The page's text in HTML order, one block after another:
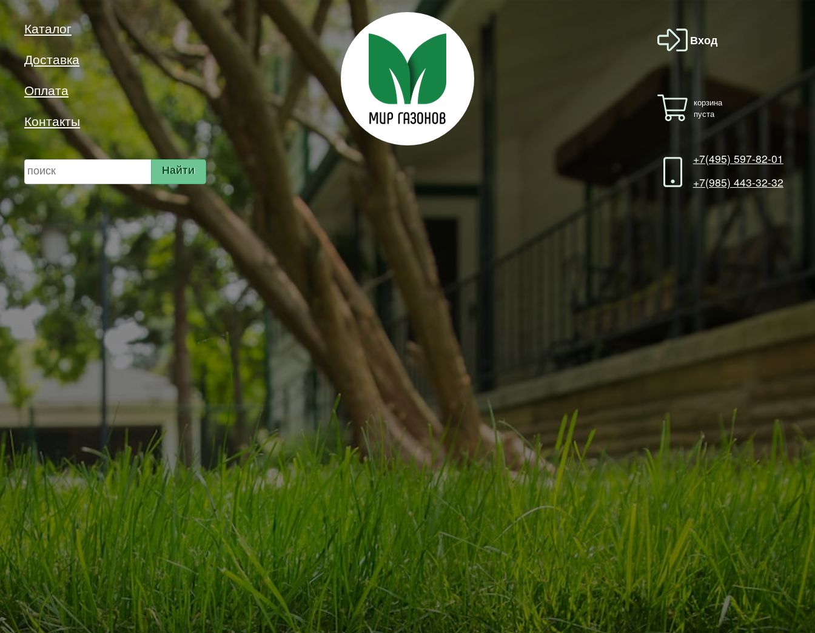
Каталог
Доставка
Оплата
Контакты
+7(495) 597-82-01
+7(985) 443-32-32
Найти
Вход
корзина
пуста